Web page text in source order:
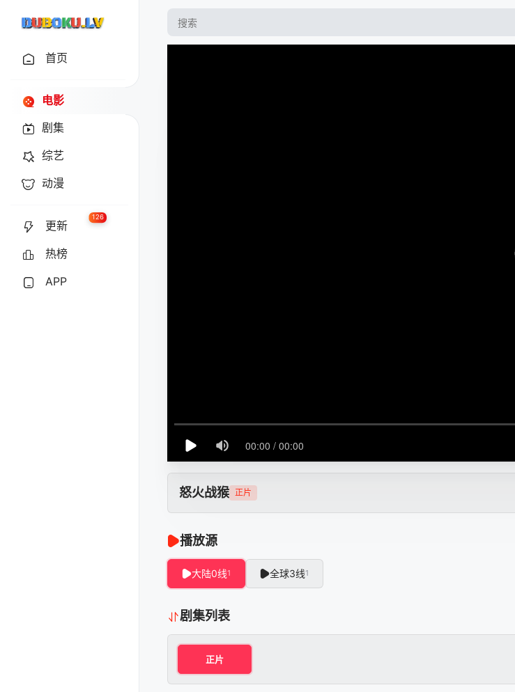
首页
电影
剧集
综艺
动漫
更新
126
热榜
APP
怒火战猴 正片
播放源
大陆0线1 全球3线1
剧集列表
正片